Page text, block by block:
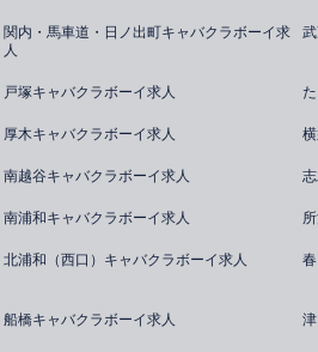
関内・馬車道・日ノ出町キャバクラボーイ求
人
戸塚キャバクラボーイ求人
厚木キャバクラボーイ求人
南越谷キャバクラボーイ求人
南浦和キャバクラボーイ求人
北浦和（西口）キャバクラボーイ求人
船橋キャバクラボーイ求人